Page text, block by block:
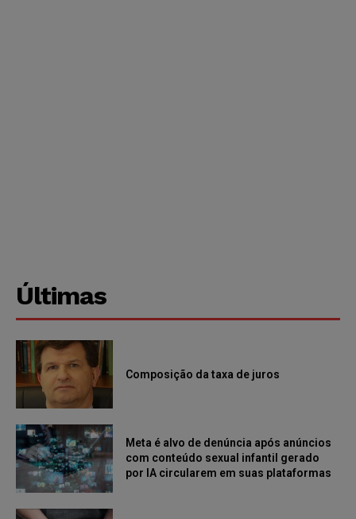
Últimas
Composição da taxa de juros
Meta é alvo de denúncia após anúncios
com conteúdo sexual infantil gerado
por IA circularem em suas plataformas